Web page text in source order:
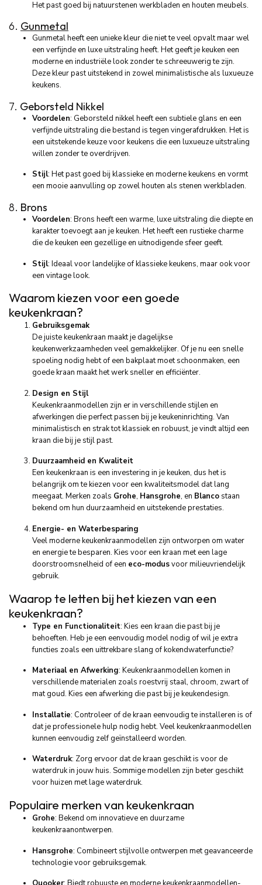
Het past goed bij natuurstenen werkbladen en houten meubels.
6. Gunmetal
Gunmetal heeft een unieke kleur die niet te veel opvalt maar wel
een verfijnde en luxe uitstraling heeft. Het geeft je keuken een
moderne en industriële look zonder te schreeuwerig te zijn.
Deze kleur past uitstekend in zowel minimalistische als luxueuze
keukens.
7. Geborsteld Nikkel
Voordelen: Geborsteld nikkel heeft een subtiele glans en een
verfijnde uitstraling die bestand is tegen vingerafdrukken. Het is
een uitstekende keuze voor keukens die een luxueuze uitstraling
willen zonder te overdrijven.
Stijl: Het past goed bij klassieke en moderne keukens en vormt
een mooie aanvulling op zowel houten als stenen werkbladen.
8. Brons
Voordelen: Brons heeft een warme, luxe uitstraling die diepte en
karakter toevoegt aan je keuken. Het heeft een rustieke charme
die de keuken een gezellige en uitnodigende sfeer geeft.
Stijl: Ideaal voor landelijke of klassieke keukens, maar ook voor
een vintage look.
Waarom kiezen voor een goede
keukenkraan?
Gebruiksgemak
De juiste keukenkraan maakt je dagelijkse
keukenwerkzaamheden veel gemakkelijker. Of je nu een snelle
spoeling nodig hebt of een bakplaat moet schoonmaken, een
goede kraan maakt het werk sneller en efficiënter.
Design en Stijl
Keukenkraanmodellen zijn er in verschillende stijlen en
afwerkingen die perfect passen bij je keukeninrichting. Van
minimalistisch en strak tot klassiek en robuust, je vindt altijd een
kraan die bij je stijl past.
Duurzaamheid en Kwaliteit
Een keukenkraan is een investering in je keuken, dus het is
belangrijk om te kiezen voor een kwaliteitsmodel dat lang
meegaat. Merken zoals Grohe, Hansgrohe, en Blanco staan
bekend om hun duurzaamheid en uitstekende prestaties.
Energie- en Waterbesparing
Veel moderne keukenkraanmodellen zijn ontworpen om water
en energie te besparen. Kies voor een kraan met een lage
doorstroomsnelheid of een eco-modusvoor milieuvriendelijk
gebruik.
Waarop te letten bij het kiezen van een
keukenkraan?
Type en Functionaliteit: Kies een kraan die past bij je
behoeften. Heb je een eenvoudig model nodig of wil je extra
functies zoals een uittrekbare slang of kokendwaterfunctie?
Materiaal en Afwerking: Keukenkraanmodellen komen in
verschillende materialen zoals roestvrij staal, chroom, zwart of
mat goud. Kies een afwerking die past bij je keukendesign.
Installatie: Controleer of de kraan eenvoudig te installeren is of
dat je professionele hulp nodig hebt. Veel keukenkraanmodellen
kunnen eenvoudig zelf geïnstalleerd worden.
Waterdruk: Zorg ervoor dat de kraan geschikt is voor de
waterdruk in jouw huis. Sommige modellen zijn beter geschikt
voor huizen met lage waterdruk.
Populaire merken van keukenkraan
Grohe: Bekend om innovatieve en duurzame
keukenkraanontwerpen.
Hansgrohe: Combineert stijlvolle ontwerpen met geavanceerde
technologie voor gebruiksgemak.